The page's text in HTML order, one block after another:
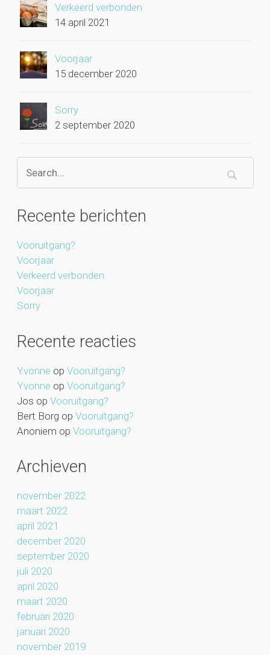
Verkeerd verbonden
14 april 2021
Voorjaar
15 december 2020
Sorry
2 september 2020
Recente berichten
Vooruitgang?
Voorjaar
Verkeerd verbonden
Voorjaar
Sorry
Recente reacties
Yvonne op Vooruitgang?
Yvonne op Vooruitgang?
Jos op Vooruitgang?
Bert Borg op Vooruitgang?
Anoniem op Vooruitgang?
Archieven
november 2022
maart 2022
april 2021
december 2020
september 2020
juli 2020
april 2020
maart 2020
februari 2020
januari 2020
november 2019